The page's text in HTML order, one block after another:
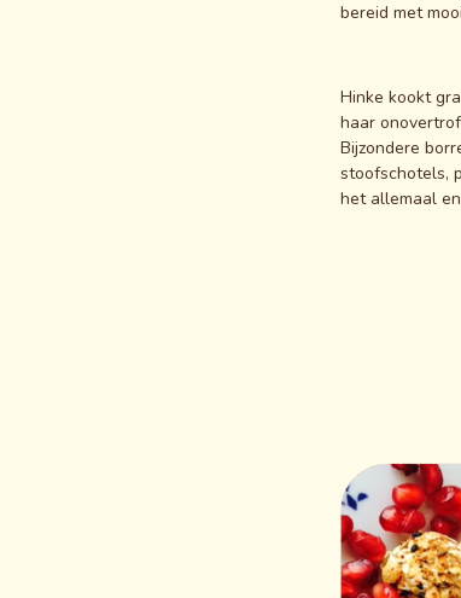
bereid met
Hinke kookt
haar
Bijzondere
stoofschotels,
het allemaal